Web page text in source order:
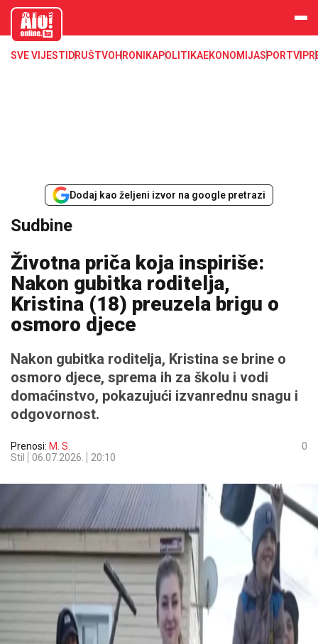
aloonline.b
SVE VIJESTI DRUŠTVOHRONIKAPOLITIKAEKONOMIJASPORTVIP
Dodaj kao željeni izvor na google pretrazi
Sudbine
Životna priča koja inspiriše:
Nakon gubitka roditelja,
Kristina (18) preuzela brigu o
osmoro djece
Nakon gubitka roditelja, Kristina se brine o
osmoro djece, sprema ih za školu i vodi
domaćinstvo, pokazujući izvanrednu snagu i
odgovornost.
Prenosi: M. S.
Stil
06.07.2026. 20:10
0